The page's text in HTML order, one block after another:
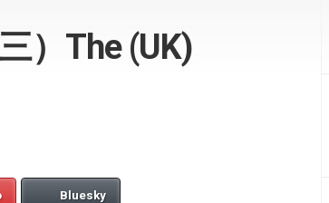
）The (UK)
Bluesky